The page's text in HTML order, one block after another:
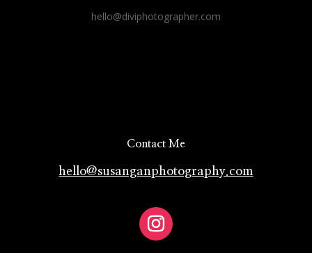
hello@diviphotographer.com
Contact Me
hello@susanganphotography.com